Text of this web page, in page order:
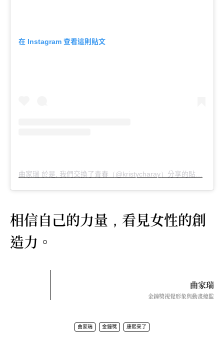
在 Instagram 查看這則貼文
曲家瑞 於是 我們交換了青春 （@kristycharay） 分享的貼文
相信自己的力量 ， 看見女性的創
造力。
曲家瑞
金鐘獎視覺形象與動畫總監
曲家瑞 金鐘獎 康熙來了